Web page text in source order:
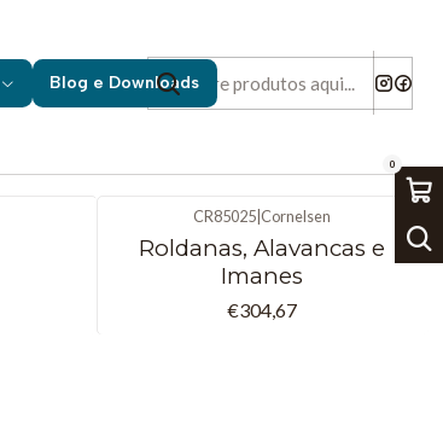
Blog e Downloads
0
CR85025 Cornelsen
Roldanas, Alavancas e
Imanes
€304,67